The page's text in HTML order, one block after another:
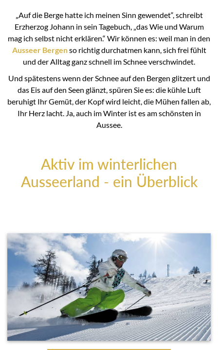
„Auf die Berge hatte ich meinen Sinn gewendet“, schreibt
Erzherzog Johann in sein Tagebuch, „das Wie und Warum
mag ich selbst nicht erklären.“ Wir können es: weil man in den
Ausseer Bergenso richtig durchatmen kann, sich frei fühlt
und der Alltag ganz schnell im Schnee verschwindet.
Und spätestens wenn der Schnee auf den Bergen glitzert und
das Eis auf den Seen glänzt, spüren Sie es: die kühle Luft
beruhigt Ihr Gemüt, der Kopf wird leicht, die Mühen fallen ab,
Ihr Herz lacht. Ja, auch im Winter ist es am schönsten in
Aussee.
Aktiv im winterlichen
Ausseerland - ein Überblick